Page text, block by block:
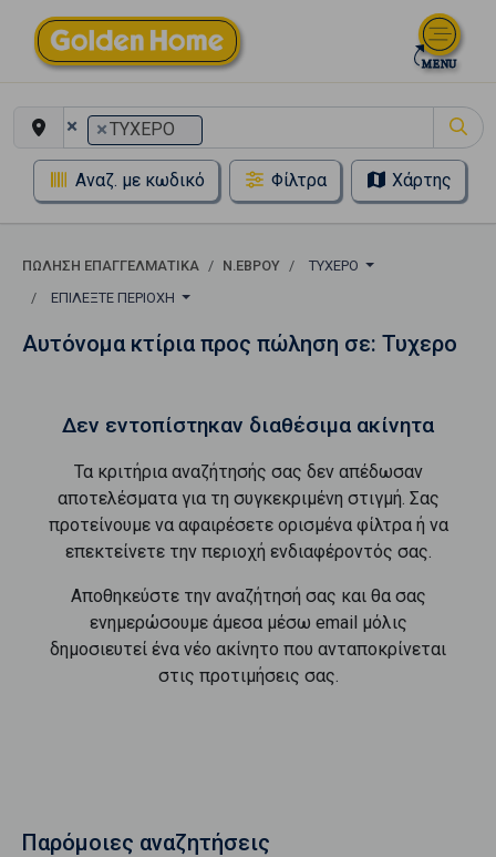
× ×ΤΥΧΕΡΟ
Αναζ. με κωδικό Φίλτρα Χάρτης
ΠΏΛΗΣΗ ΕΠΑΓΓΕΛΜΑΤΙΚΆ Ν.ΕΒΡΟΥ
ΤΥΧΕΡΟ
ΕΠΙΛΈΞΤΕ ΠΕΡΙΟΧΉ
Αυτόνομα κτίρια προς πώληση σε: Τυχερο
Δεν εντοπίστηκαν διαθέσιμα ακίνητα
Τα κριτήρια αναζήτησής σας δεν απέδωσαν
αποτελέσματα για τη συγκεκριμένη στιγμή. Σας
προτείνουμε να αφαιρέσετε ορισμένα φίλτρα ή να
επεκτείνετε την περιοχή ενδιαφέροντός σας.
Αποθηκεύστε την αναζήτησή σας και θα σας
ενημερώσουμε άμεσα μέσω email μόλις
δημοσιευτεί ένα νέο ακίνητο που ανταποκρίνεται
στις προτιμήσεις σας.
Παρόμοιες αναζητήσεις